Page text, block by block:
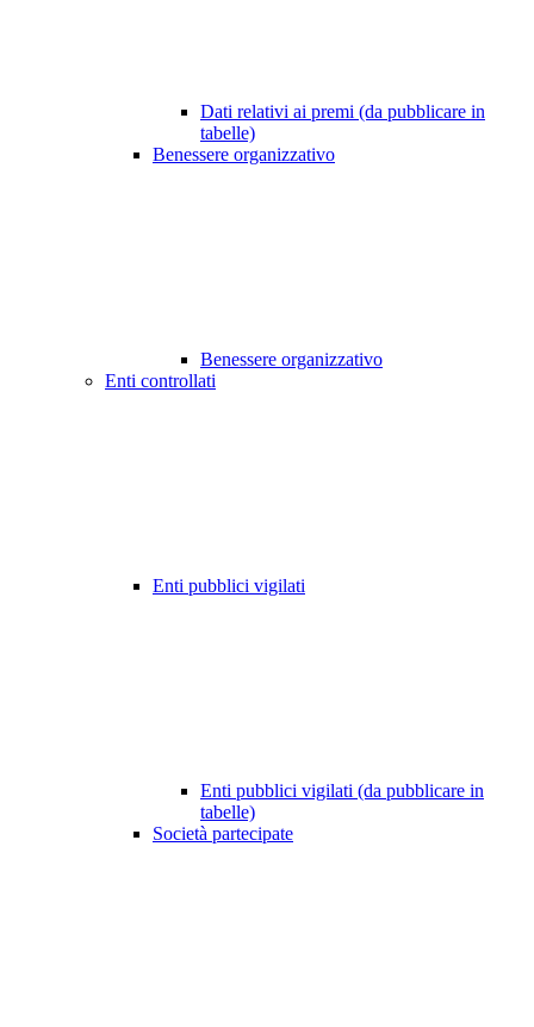
Dati relativi ai premi (da pubblicare in
tabelle)
Benessere organizzativo
Benessere organizzativo
Enti controllati
Enti pubblici vigilati
Enti pubblici vigilati (da pubblicare in
tabelle)
Società partecipate